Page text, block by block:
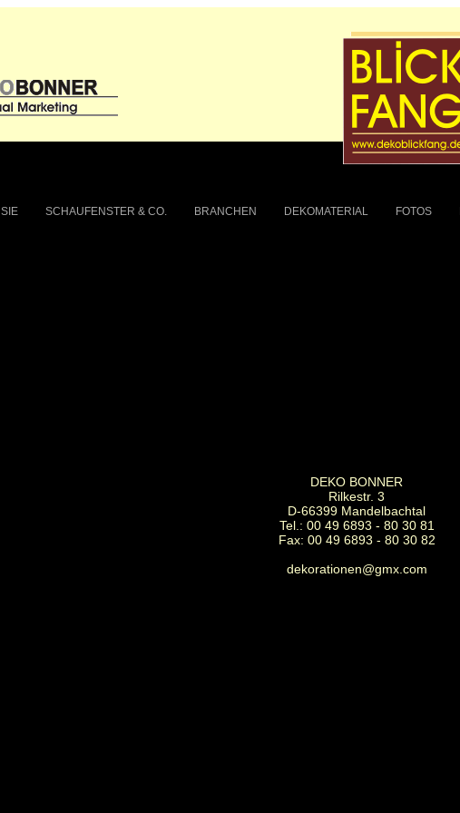
SIE SCHAUFENSTER & CO. BRANCHEN DEKOMATERIAL FOTOS
DEKO BONNER
Rilkestr. 3
D-66399 Mandelbachtal
Tel.: 00 49 6893 - 80 30 81
Fax: 00 49 6893 - 80 30 82
dekorationen@gmx.com